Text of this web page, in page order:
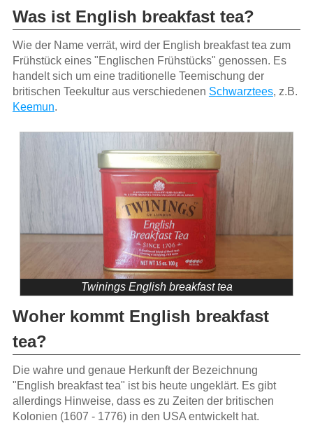
Was ist English breakfast tea?
Wie der Name verrät, wird der English breakfast tea zum
Frühstück eines "Englischen Frühstücks" genossen. Es
handelt sich um eine traditionelle Teemischung der
britischen Teekultur aus verschiedenen Schwarztees, z.B.
Keemun.
Twinings English breakfast tea
Woher kommt English breakfast
tea?
Die wahre und genaue Herkunft der Bezeichnung
"English breakfast tea" ist bis heute ungeklärt. Es gibt
allerdings Hinweise, dass es zu Zeiten der britischen
Kolonien (1607 - 1776) in den USA entwickelt hat.